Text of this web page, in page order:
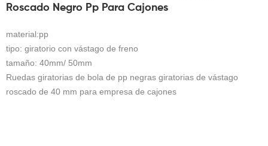
Roscado Negro Pp Para Cajones
material:pp
tipo: giratorio con vástago de freno
tamaño: 40mm/ 50mm
Ruedas giratorias de bola de pp negras giratorias de vástago
roscado de 40 mm para empresa de cajones